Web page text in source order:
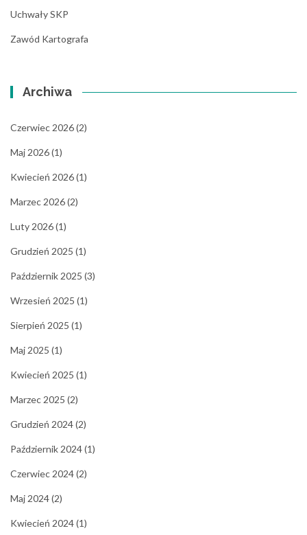
Uchwały SKP
Zawód Kartografa
Archiwa
Czerwiec 2026(2)
Maj 2026(1)
Kwiecień 2026(1)
Marzec 2026(2)
Luty 2026(1)
Grudzień 2025 (1)
Październik 2025 (3)
Wrzesień 2025 (1)
Sierpień 2025 (1)
Maj 2025 (1)
Kwiecień 2025 (1)
Marzec 2025 (2)
Grudzień 2024(2)
Październik 2024(1)
Czerwiec 2024(2)
Maj 2024(2)
Kwiecień 2024(1)